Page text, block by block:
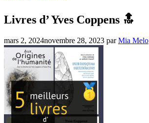
Livres d’ Yves Coppens 🔝
mars 2, 2024novembre 28, 2023 parMia Melo